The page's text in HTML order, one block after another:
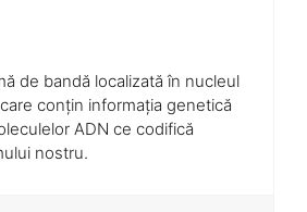
de bandă localizată în nucleul
conțin informația genetică
ADN ce codifică
nostru.